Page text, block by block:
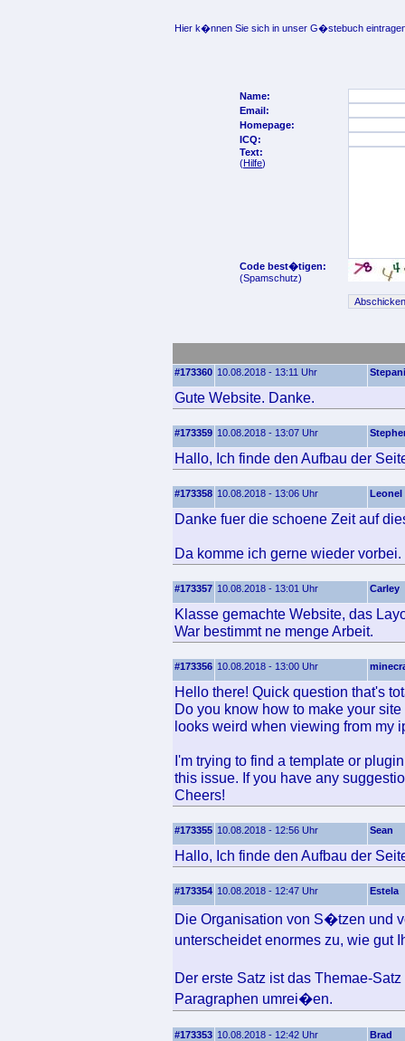
Hier k�nnen Sie sich in unser G�stebuch
Name:
Email:
Homepage:
ICQ:
Text:
(Hilfe)
Code best�tigen:
(Spamschutz)
#173360 10.08.2018 - 13:11 Uhr
Gute Website. Danke.
#173359 10.08.2018 - 13:07 Uhr
Hallo, Ich finde den Aufbau der
#173358 10.08.2018 - 13:06 Uhr Leonel
Danke fuer die schoene Zeit auf
Da komme ich gerne wieder vorbei.
#173357 10.08.2018 - 13:01 Uhr Carley
Klasse gemachte Website, das
War bestimmt ne menge Arbeit.
#173356 10.08.2018 - 13:00 Uhr
Hello there! Quick question that's
Do you know how to make your
looks weird when viewing from my
I'm trying to find a template or
this issue. If you have any
Cheers!
#173355 10.08.2018 - 12:56 Uhr Sean
Hallo, Ich finde den Aufbau der
#173354 10.08.2018 - 12:47 Uhr Estela
Die Organisation von S�tzen und
unterscheidet enormes zu, wie
Der erste Satz ist das Themae-
Paragraphen umrei�en.
#173353 10.08.2018 - 12:42 Uhr Brad